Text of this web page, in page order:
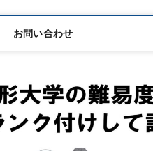
お問い合わせ